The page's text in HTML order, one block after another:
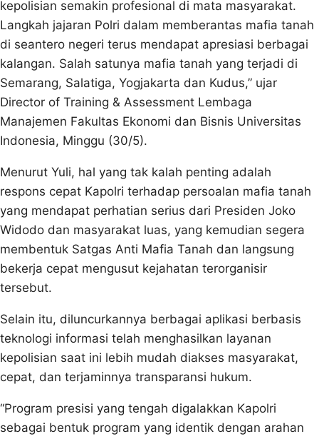
kepolisian semakin profesional di mata masyarakat.
Langkah jajaran Polri dalam memberantas mafia tanah
di seantero negeri terus mendapat apresiasi berbagai
kalangan. Salah satunya mafia tanah yang terjadi di
Semarang, Salatiga, Yogjakarta dan Kudus,” ujar
Director of Training & Assessment Lembaga
Manajemen Fakultas Ekonomi dan Bisnis Universitas
Indonesia, Minggu (30/5).
Menurut Yuli, hal yang tak kalah penting adalah
respons cepat Kapolri terhadap persoalan mafia tanah
yang mendapat perhatian serius dari Presiden Joko
Widodo dan masyarakat luas, yang kemudian segera
membentuk Satgas Anti Mafia Tanah dan langsung
bekerja cepat mengusut kejahatan terorganisir
tersebut.
Selain itu, diluncurkannya berbagai aplikasi berbasis
teknologi informasi telah menghasilkan layanan
kepolisian saat ini lebih mudah diakses masyarakat,
cepat, dan terjaminnya transparansi hukum.
“Program presisi yang tengah digalakkan Kapolri
sebagai bentuk program yang identik dengan arahan